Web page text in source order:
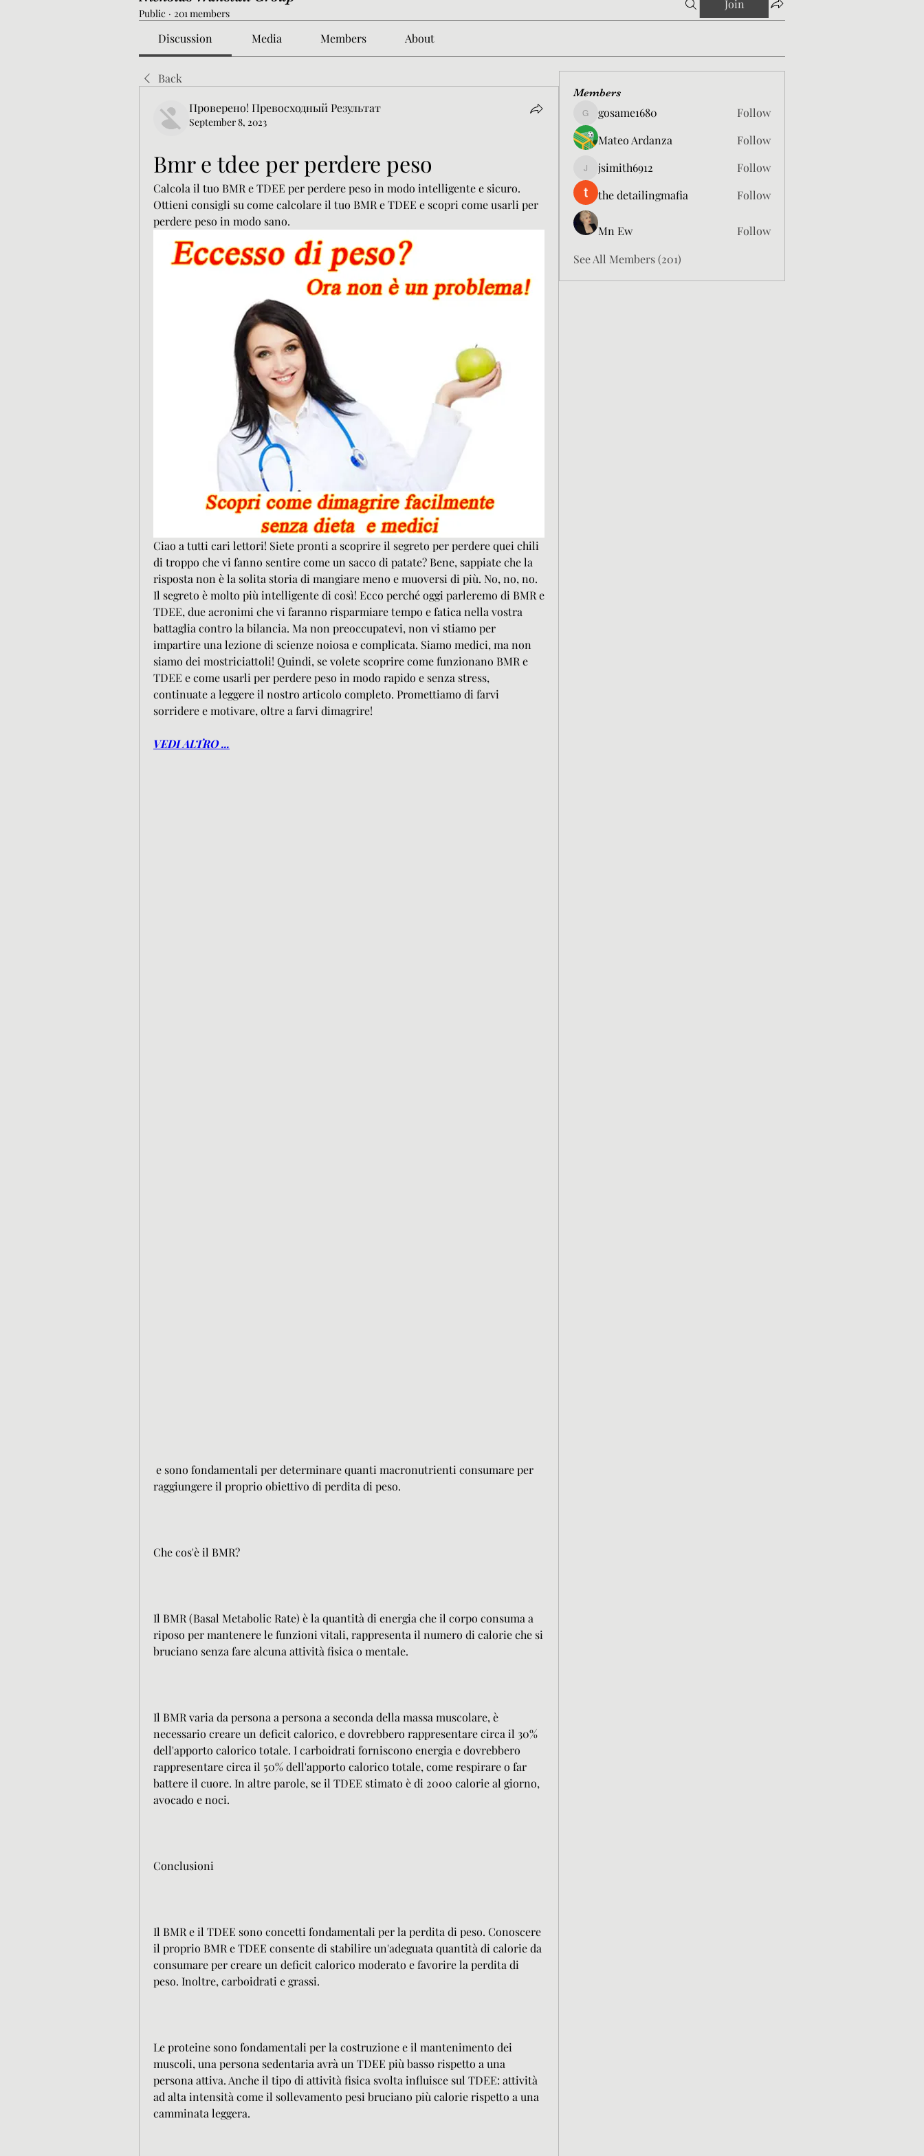
Public · 201 members
Join
Discussion Media Members About
Back
Проверено! Превосходный Результат
September 8, 2023
Bmr e tdee per perdere peso
Calcola il tuo BMR e TDEE per perdere peso in modo intelligente e sicuro.
Ottieni consigli su come calcolare il tuo BMR e TDEE e scopri come usarli per
perdere peso in modo sano.
Ciao a tutti cari lettori! Siete pronti a scoprire il segreto per perdere quei chili
di troppo che vi fanno sentire come un sacco di patate? Bene, sappiate che la
risposta non è la solita storia di mangiare meno e muoversi di più. No, no, no.
Il segreto è molto più intelligente di così! Ecco perché oggi parleremo di BMR e
TDEE, due acronimi che vi faranno risparmiare tempo e fatica nella vostra
battaglia contro la bilancia. Ma non preoccupatevi, non vi stiamo per
impartire una lezione di scienze noiosa e complicata. Siamo medici, ma non
siamo dei mostriciattoli! Quindi, se volete scoprire come funzionano BMR e
TDEE e come usarli per perdere peso in modo rapido e senza stress,
continuate a leggere il nostro articolo completo. Promettiamo di farvi
sorridere e motivare, oltre a farvi dimagrire!
VEDI ALTRO ...
raggiungere il proprio obiettivo di perdita di peso.
Che cos'è il BMR?
Il BMR (Basal Metabolic Rate) è la quantità di energia che il corpo consuma a
riposo per mantenere le funzioni vitali, rappresenta il numero di calorie che si
bruciano senza fare alcuna attività fisica o mentale.
Il BMR varia da persona a persona a seconda della massa muscolare, è
necessario creare un deficit calorico, e dovrebbero rappresentare circa il 30%
dell'apporto calorico totale. I carboidrati forniscono energia e dovrebbero
rappresentare circa il 50% dell'apporto calorico totale, come respirare o far
battere il cuore. In altre parole, se il TDEE stimato è di 2000 calorie al giorno,
avocado e noci.
Conclusioni
Il BMR e il TDEE sono concetti fondamentali per la perdita di peso. Conoscere
il proprio BMR e TDEE consente di stabilire un'adeguata quantità di calorie da
consumare per creare un deficit calorico moderato e favorire la perdita di
peso. Inoltre, carboidrati e grassi.
Le proteine sono fondamentali per la costruzione e il mantenimento dei
muscoli, una persona sedentaria avrà un TDEE più basso rispetto a una
persona attiva. Anche il tipo di attività fisica svolta influisce sul TDEE: attività
ad alta intensità come il sollevamento pesi bruciano più calorie rispetto a una
camminata leggera.
Members
gosame1680
gosame1680
Follow
Mateo Ardanza
Follow
jsimith6912
jsimith6912
Follow
the detailingmafia
Follow
Mn Ew
Follow
See All Members (201)